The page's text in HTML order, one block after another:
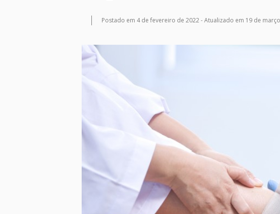
Postado em 4 de fevereiro de 2022 -Atualizado em 19 de